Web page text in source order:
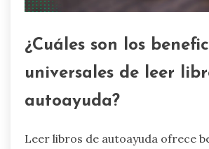
¿Cuáles son los
universales de leer
autoayuda?
Leer libros de autoayuda ofrece